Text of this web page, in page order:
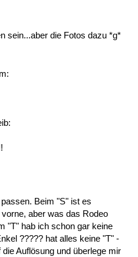
sein...aber die Fotos dazu *g*
Beim "S" ist es
aber was das Rodeo
"T" hab ich schon gar keine
????? hat alles keine "T" -
Auflösung und überlege mir